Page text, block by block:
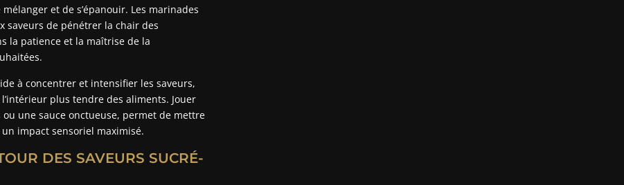
et de s’épanouir. Les marinades
saveurs de pénétrer la chair des
la patience et la maîtrise de la
à concentrer et intensifier les saveurs,
plus tendre des aliments. Jouer
une sauce onctueuse, permet de mettre
impact sensoriel maximisé.
DES SAVEURS SUCRÉ-